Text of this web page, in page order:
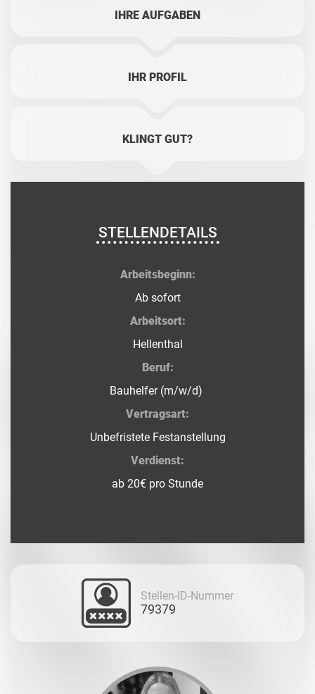
IHRE AUFGABEN
IHR PROFIL
KLINGT GUT?
STELLENDETAILS
Arbeitsbeginn:
Ab sofort
Arbeitsort:
Hellenthal
Beruf:
Bauhelfer (m/w/d)
Vertragsart:
Unbefristete Festanstellung
Verdienst:
ab 20€ pro Stunde
Stellen-ID-Nummer
79379